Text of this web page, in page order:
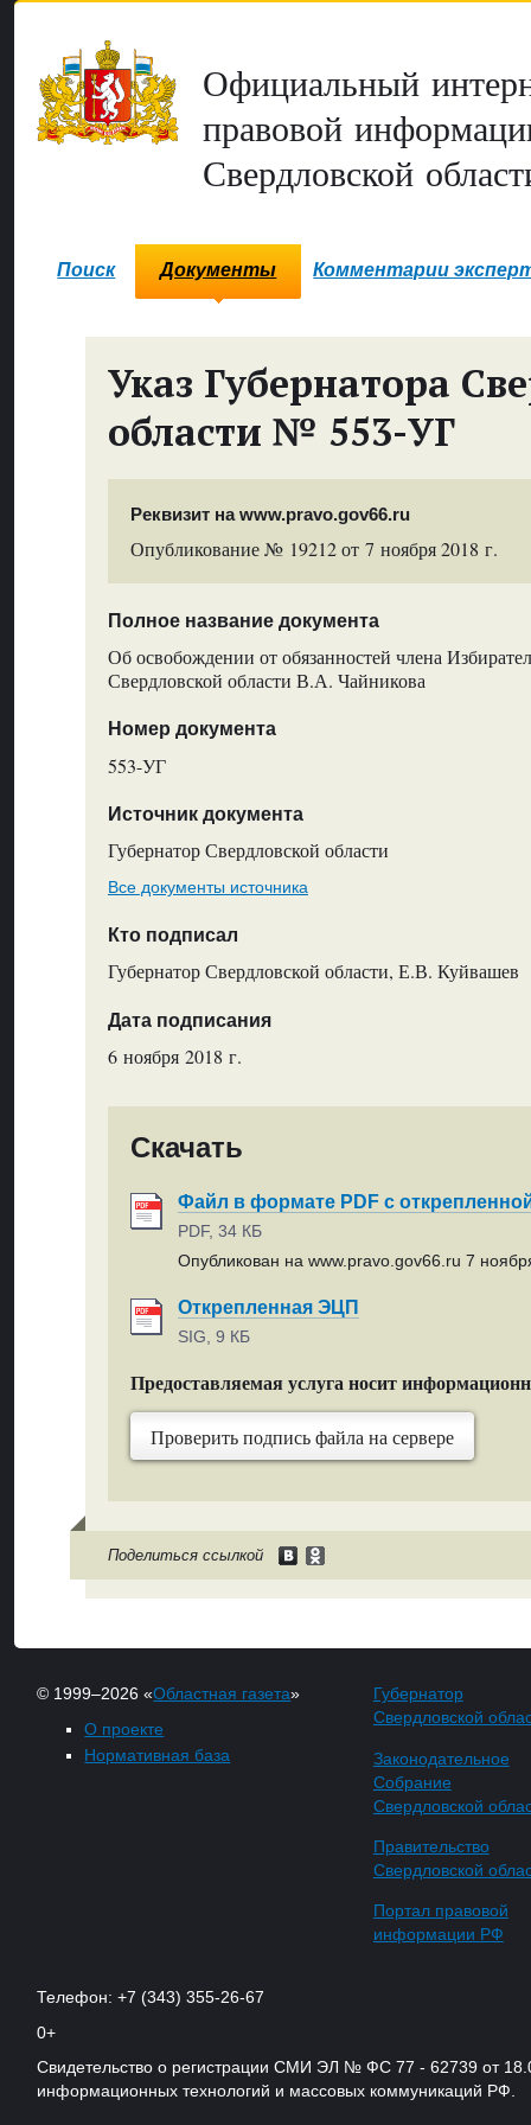
Официальный
правовой
Свердловской
Поиск Документы Комментарии
Указ Губернатора
области № 553-УГ
Реквизит на www.pravo.gov66.ru
Опубликование № 19212 от 7 ноября 2018 г.
Полное название документа
Об освобождении от обязанностей члена
Свердловской области В.А. Чайникова
Номер документа
553-УГ
Источник документа
Губернатор Свердловской области
Все документы источника
Кто подписал
Губернатор Свердловской области, Е.В. Куйвашев
Дата подписания
6 ноября 2018 г.
Скачать
Файл в формате PDF с
PDF, 34 КБ
Опубликован на www.pravo.gov66.ru 7
Открепленная ЭЦП
SIG, 9 КБ
Предоставляемая услуга носит
Проверить подпись файла на сервере
Поделиться ссылкой
© 1999–2026 «Областная газета»
О проекте
Нормативная база
Губернатор
Свердловской
Законодательное
Собрание
Свердловской
Правительство
Свердловской
Портал правовой
информации РФ
Телефон: +7 (343) 355-26-67
0+
Свидетельство о регистрации СМИ ЭЛ № ФС 77 - 62739 от
информационных технологий и массовых коммуникаций РФ.